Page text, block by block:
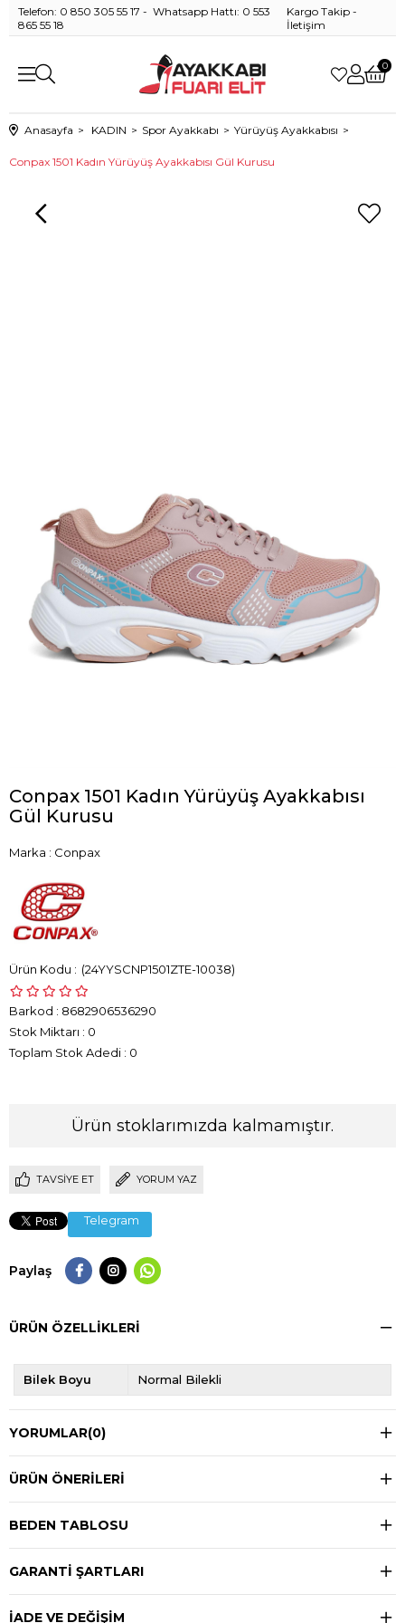
Telefon: 0 850 305 55 17 - Whatsapp Hattı: 0 553
865 55 18
Kargo Takip -
İletişim
0
Anasayfa KADIN Spor Ayakkabı Yürüyüş Ayakkabısı
Conpax 1501 Kadın Yürüyüş Ayakkabısı Gül Kurusu
Conpax 1501 Kadın Yürüyüş Ayakkabısı
Gül Kurusu
Marka : Conpax
(24YYSCNP1501ZTE-10038)
Barkod : 8682906536290
Stok Miktarı : 0
Toplam Stok Adedi : 0
Ürün stoklarımızda kalmamıştır.
TAVSIYE ET YORUM YAZ
Telegram
Paylaş
ÜRÜN ÖZELLIKLERI
Bilek Boyu Normal Bilekli
YORUMLAR(0)
ÜRÜN ÖNERILERI
BEDEN TABLOSU
GARANTİ ŞARTLARI
İADE VE DEĞİŞİM